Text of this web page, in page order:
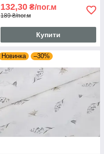
132,30 ₴/пог.м
189 ₴/пог.м
Купити
Новинка –30%